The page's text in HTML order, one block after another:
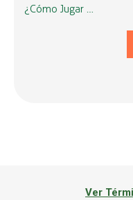
¿Cómo Jugar …
Ver